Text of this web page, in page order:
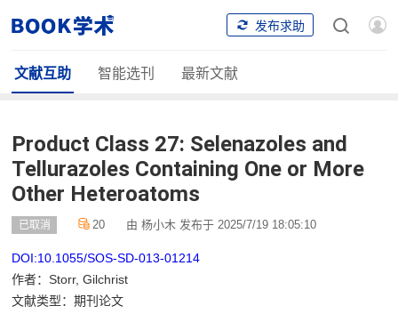
发布求助
文献互助 智能选刊 最新文献
Product Class 27: Selenazoles and
Tellurazoles Containing One or More
Other Heteroatoms
已取消 20 由 杨小木 发布于 2025/7/19 18:05:10
DOI:10.1055/SOS-SD-013-01214
作者：Storr, Gilchrist
文献类型：期刊论文